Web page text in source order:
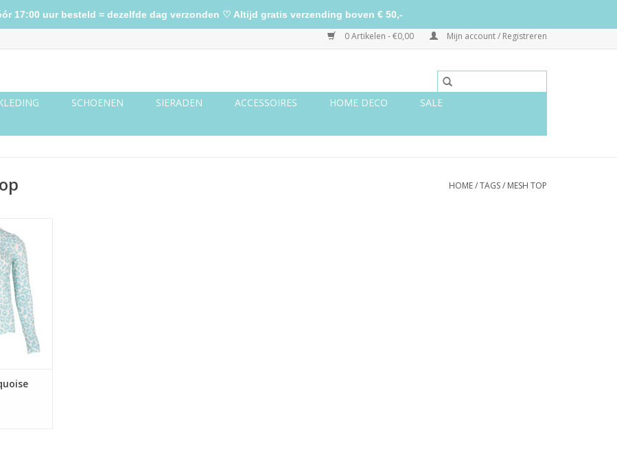
0 Artikelen - €0,00 Mijn account / Registreren
SCHOENEN SIERADEN ACCESSOIRES HOME DECO
SALE
HOME/TAGS/ MESH TOP
17:00 uur besteld = dezelfde dag verzonden ♡ Altijd gratis verzending boven € 50,-